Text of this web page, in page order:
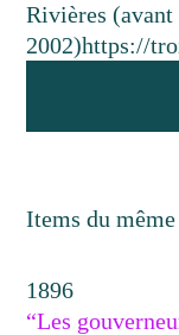
Rivières
2002)https://
Items du
1896
“Les